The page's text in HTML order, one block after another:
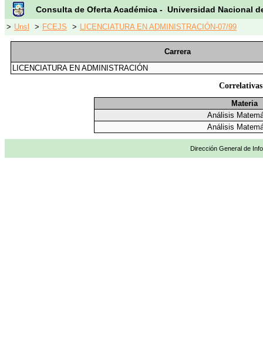
Consulta de Oferta Académica - Universidad Nacional
> Unsl > FCEJS > LICENCIATURA EN ADMINISTRACIÓN-07/99
Carrera
LICENCIATURA EN ADMINISTRACIÓN
Materia
Análisis
Análisis
Dirección General de